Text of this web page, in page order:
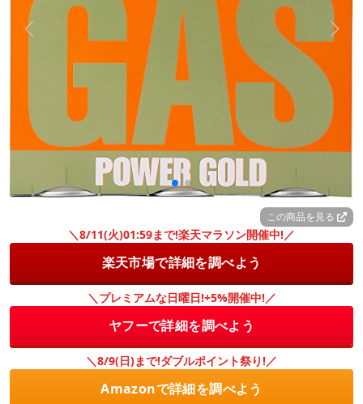
この商品を見る
＼8/11(火)01:59まで!楽天マラソン開催中!／
楽天市場で詳細を調べよう
＼プレミアムな日曜日!+5%開催中!／
ヤフーで詳細を調べよう
＼8/9(日)まで!ダブルポイント祭り!／
Amazonで詳細を調べよう